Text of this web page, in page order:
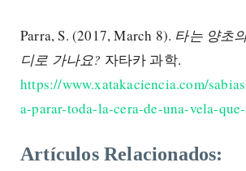
Parra, S. (2017, March 8). 타는 양초
디로 가나요? 자타카 과학.
https://www.xatakaciencia.com/
a-parar-toda-la-cera-de-una-vela-
Artículos Relacionados: